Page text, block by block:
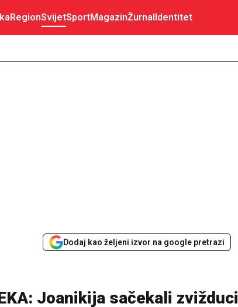
RegionSvijetSportMagazinŽurnalIdentitet
Dodaj kao željeni izvor na google pretrazi
Joanikija sačekali zvižduci